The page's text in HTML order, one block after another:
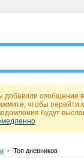
добавили сообщение
чтобы перейти
будут
• Топ дневников